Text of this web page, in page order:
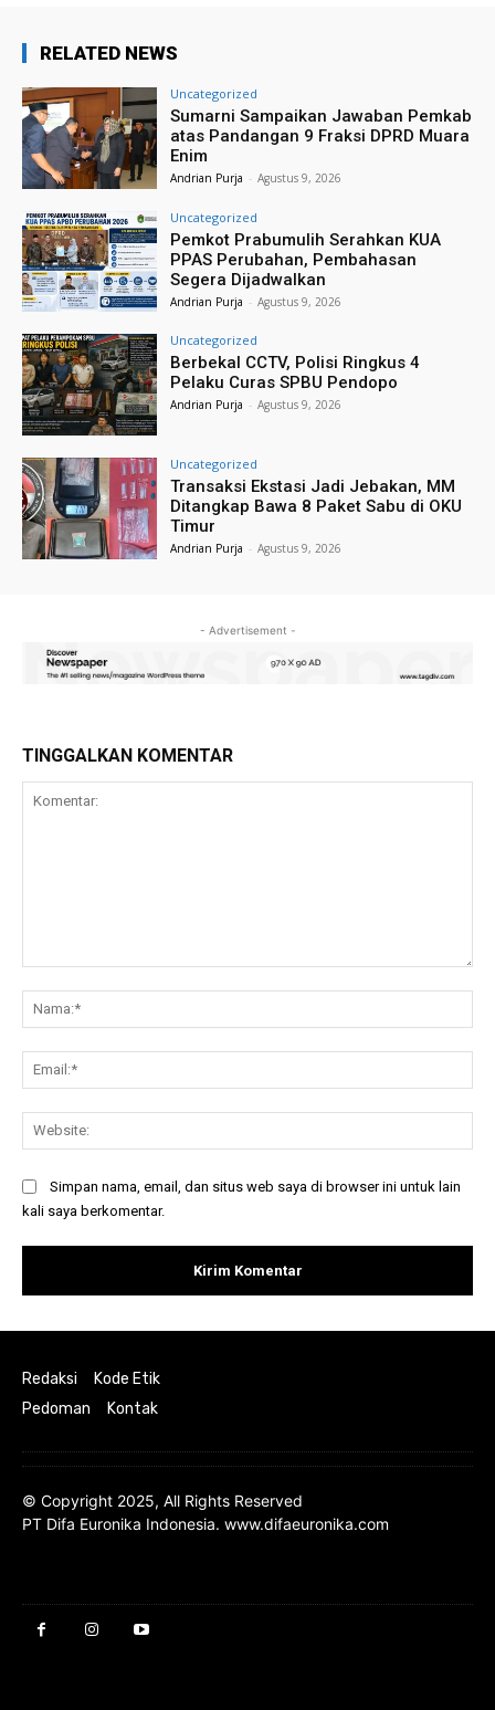
RELATED NEWS
Uncategorized
Sumarni Sampaikan Jawaban Pemkab
atas Pandangan 9 Fraksi DPRD Muara
Enim
Andrian Purja - Agustus 9, 2026
Uncategorized
Pemkot Prabumulih Serahkan KUA
PPAS Perubahan, Pembahasan
Segera Dijadwalkan
Andrian Purja - Agustus 9, 2026
Uncategorized
Berbekal CCTV, Polisi Ringkus 4
Pelaku Curas SPBU Pendopo
Andrian Purja - Agustus 9, 2026
Uncategorized
Transaksi Ekstasi Jadi Jebakan, MM
Ditangkap Bawa 8 Paket Sabu di OKU
Timur
Andrian Purja - Agustus 9, 2026
- Advertisement -
TINGGALKAN KOMENTAR
Simpan nama, email, dan situs web saya di browser ini untuk lain
kali saya berkomentar.
Redaksi
Kode Etik
Pedoman
Kontak
© Copyright 2025, All Rights Reserved
PT Difa Euronika Indonesia. www.difaeuronika.com